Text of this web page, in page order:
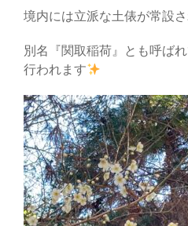
境内には立派な土俵が常設
別名『関取稲荷』とも呼ば
行われます